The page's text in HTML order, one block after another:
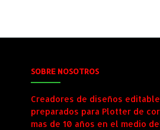
SOBRE NOSOTROS
Creadores de diseños
preparados para Plotter de
mas de 10 años en el medio